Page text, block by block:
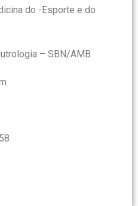
do -Esporte e do
– SBN/AMB